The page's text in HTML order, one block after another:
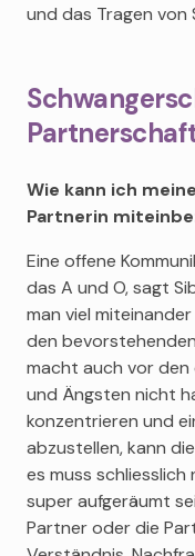
und das Tragen
Wie kann ich
Partnerin
Eine offene
das A und O, sagt
man viel
den
macht auch vor
und Ängsten nicht
konzentrieren und
abzustellen, kann
es muss
super aufgeräumt
Partner oder die